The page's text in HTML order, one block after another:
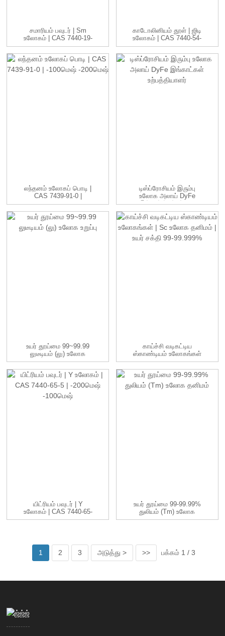
சமாரியம் பவுடர் | Sm
உலோகம் | CAS 7440-19-
9 | -1...
காடோலினியம் தூள் | ஜிடி
உலோகம் | CAS 7440-54-
2 | ...
லந்தனம் உலோகப் பொடி |
CAS 7439-91-0 |
-100மீ...
டிஸ்ப்ரோசியம் இரும்பு
உலோக அலாய் DyFe
இங்காட்ஸ் உற்பத்தி...
உயர் தூய்மை 99~99.99
லுடீடியம் (லு) உலோக
உறுப்பு
காய்ச்சி வடிகட்டிய
ஸ்காண்டியம் உலோகங்கள்
| Sc உலோக உறுப்பு | ...
யிட்ரியம் பவுடர் | Y
உலோகம் | CAS 7440-65-
5 | -200...
உயர் தூய்மை 99-99.99%
துலியம் (Tm) உலோக
தனிமம்
1 2 3 அடுத்து > >> பக்கம் 1 / 3